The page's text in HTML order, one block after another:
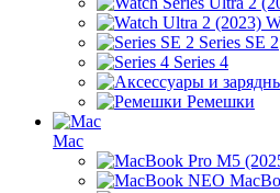
Series SE 2
Series 4
Ремешки
Mac